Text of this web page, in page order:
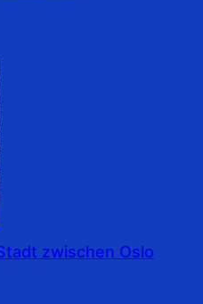
zwischen Oslo